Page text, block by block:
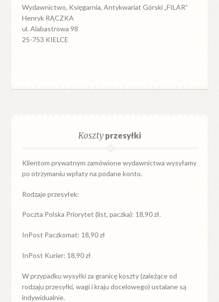
Wydawnictwo, Księgarnia, Antykwariat Górski „FILAR”
Henryk RĄCZKA
ul. Alabastrowa 98
25-753 KIELCE
Kosztyprzesyłki
Klientom prywatnym zamówione wydawnictwa wysyłamy
po otrzymaniu wpłaty na podane konto.
Rodzaje przesyłek:
Poczta Polska Priorytet (list, paczka): 18,90 zł.
InPost Paczkomat: 18,90 zł
InPost Kurier: 18,90 zł
W przypadkuwysyłkiza granicękoszty (zależące od
rodzaju przesyłki, wagi i kraju docelowego) ustalane są
indywidualnie.